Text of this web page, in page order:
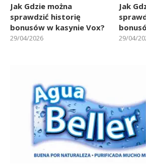
Jak Gdzie można
sprawdzić historię
bonusów w kasynie Vox?
29/04/2026
Jak
29/04/